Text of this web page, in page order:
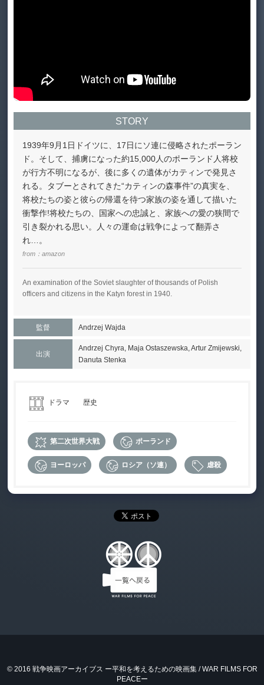
STORY
1939年9月1日ドイツに、17日にソ連に侵略されたポーラン
ド。そして、捕虜になった約15,000人のポーランド人将校
が行方不明になるが、後に多くの遺体がカティンで発見さ
れる。タブーとされてきた“カティンの森事件”の真実を、
将校たちの姿と彼らの帰還を待つ家族の姿を通して描いた
衝撃作!将校たちの、国家への忠誠と、家族への愛の狭間で
引き裂かれる思い。人々の運命は戦争によって翻弄さ
れ…。
from： amazon
An examination of the Soviet slaughter of thousands of Polish
officers and citizens in the Katyn forest in 1940.
監督 Andrzej Wajda
出演
Andrzej Chyra, Maja Ostaszewska, Artur Zmijewski,
Danuta Stenka
ドラマ 歴史
第二次世界大戦 ポーランド
ヨーロッパ ロシア（ソ連） 虐殺
© 2016 戦争映画アーカイブス ー平和を考えるための映画集 / WAR FILMS FOR
PEACEー